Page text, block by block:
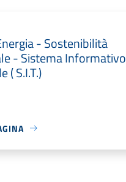
- Sostenibilità
- Sistema Informativo
( S.I.T.)